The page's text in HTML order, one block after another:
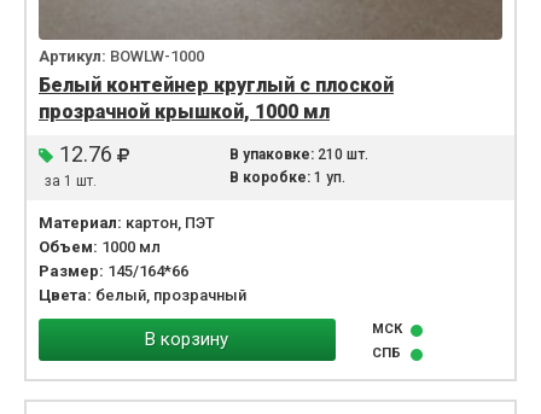
Артикул: BOWLW-1000
Белый контейнер круглый с плоской
прозрачной крышкой, 1000 мл
12.76
за 1 шт.
В упаковке:210 шт.
В коробке:1 уп.
Материал: картон, ПЭТ
Объем: 1000 мл
Размер: 145/164*66
Цвета: белый, прозрачный
В корзину
МСК
СПБ